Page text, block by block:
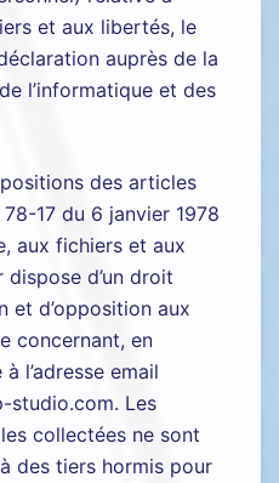
et aux libertés, le
auprès de la
l’informatique et des
des articles
17 du 6 janvier 1978
aux fichiers et aux
d’un droit
et d’opposition aux
concernant, en
l’adresse email
studio.com. Les
collectées ne sont
des tiers hormis pour